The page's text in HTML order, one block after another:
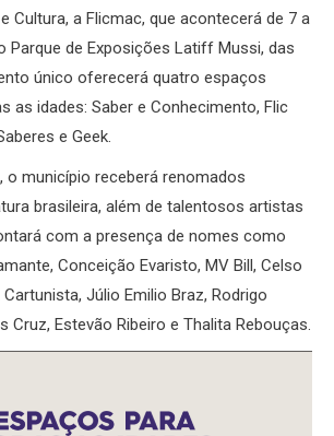
Cultura, a Flicmac, que acontecerá de 7 a
Parque de Exposições Latiff Mussi, das
único oferecerá quatro espaços
as idades: Saber e Conhecimento, Flic
e Geek.
o município receberá renomados
brasileira, além de talentosos artistas
com a presença de nomes como
Conceição Evaristo, MV Bill, Celso
Júlio Emilio Braz, Rodrigo
Cruz, Estevão Ribeiro e Thalita Rebouças.